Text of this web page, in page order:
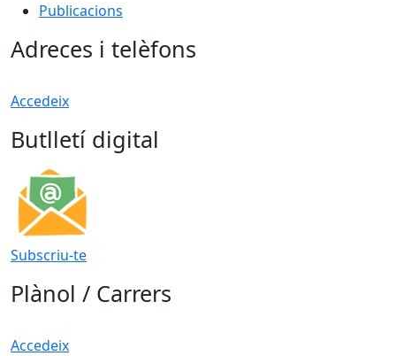
Publicacions
Adreces i telèfons
Accedeix
Butlletí digital
Subscriu-te
Plànol / Carrers
Accedeix